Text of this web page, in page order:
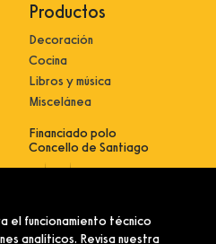
Productos
Decoración
Cocina
Libros y música
Miscelánea
Financiado polo
Concello de Santiago
el funcionamiento técnico
analíticos. Revisa nuestra